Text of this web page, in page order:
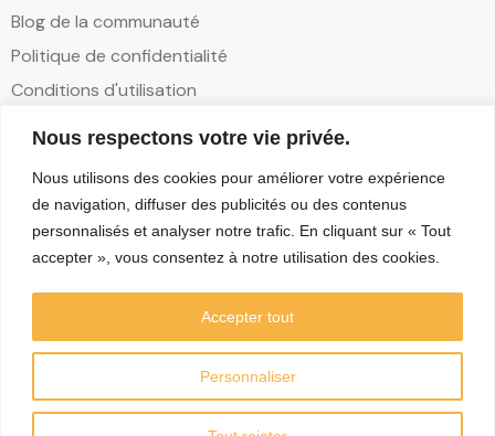
Nous respectons votre vie privée.
Nous utilisons des cookies pour améliorer votre expérience
de navigation, diffuser des publicités ou des contenus
personnalisés et analyser notre trafic. En cliquant sur « Tout
accepter », vous consentez à notre utilisation des cookies.
Personnaliser
Accepter tout
Blog de la communauté
Politique de confidentialité
Conditions d'utilisation
Contact
Partenariats
Contact
Réseaux sociaux